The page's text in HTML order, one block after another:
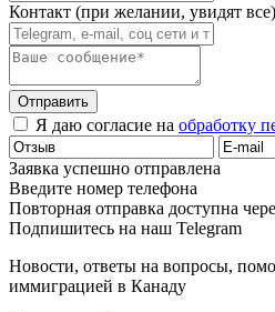
Контакт (при желании, увидят все)
Отправить
Я даю согласие на обработку
Заявка успешно отправлена
Введите номер телефона
Повторная отправка доступна
Подпишитесь на наш Telegram
Новости, ответы на вопросы,
иммиграцией в Канаду